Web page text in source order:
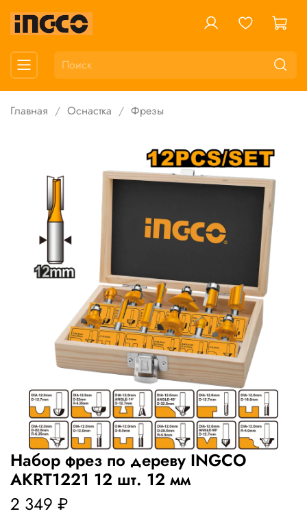
Главная Оснастка Фрезы
Набор фрез по дереву INGCO
AKRT1221 12 шт. 12 мм
2 349 ₽